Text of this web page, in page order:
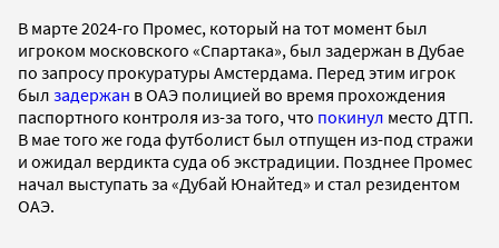
В марте 2024-го Промес, который на тот момент был
игроком московского «Спартака», был задержан в Дубае
по запросу прокуратуры Амстердама. Перед этим игрок
был задержан в ОАЭ полицией во время прохождения
паспортного контроля из-за того, что покинул место ДТП.
В мае того же года футболист был отпущен из-под стражи
и ожидал вердикта суда об экстрадиции. Позднее Промес
начал выступать за «Дубай Юнайтед» и стал резидентом
ОАЭ.